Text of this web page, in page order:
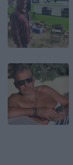
Image